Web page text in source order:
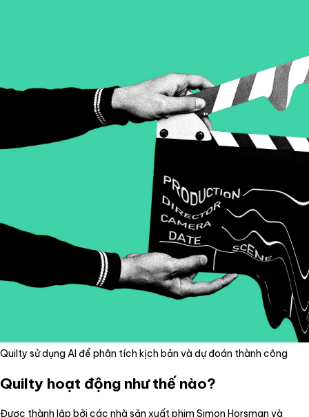
Quilty sử dụng AI để phân tích kịch bản và dự đoán thành công
Quilty hoạt động như thế nào?
Được thành lập bởi các nhà sản xuất phim Simon Horsman và